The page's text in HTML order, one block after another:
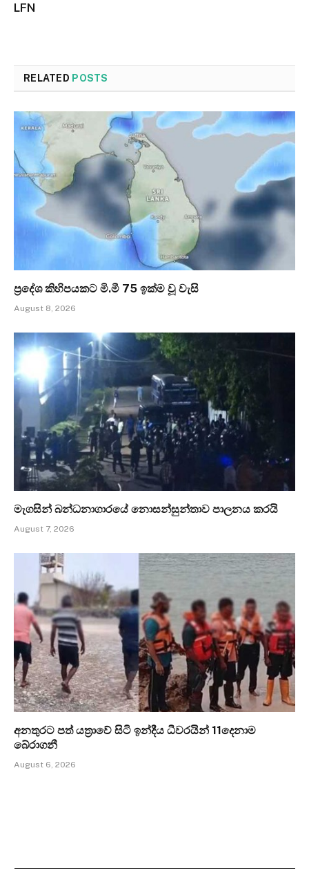
LFN
RELATED POSTS
ප්‍රදේශ කිහිපයකට මි.මී 75 ඉක්ම වූ වැසි
August 8, 2026
මැගසින් බන්ධනාගාරයේ නොසන්සුන්තාව පාලනය කරයි
August 7, 2026
අනතුරට පත් යත්‍රාවේ සිටි ඉන්දීය ධීවරයින් 11දෙනාම
බේරාගනී
August 6, 2026